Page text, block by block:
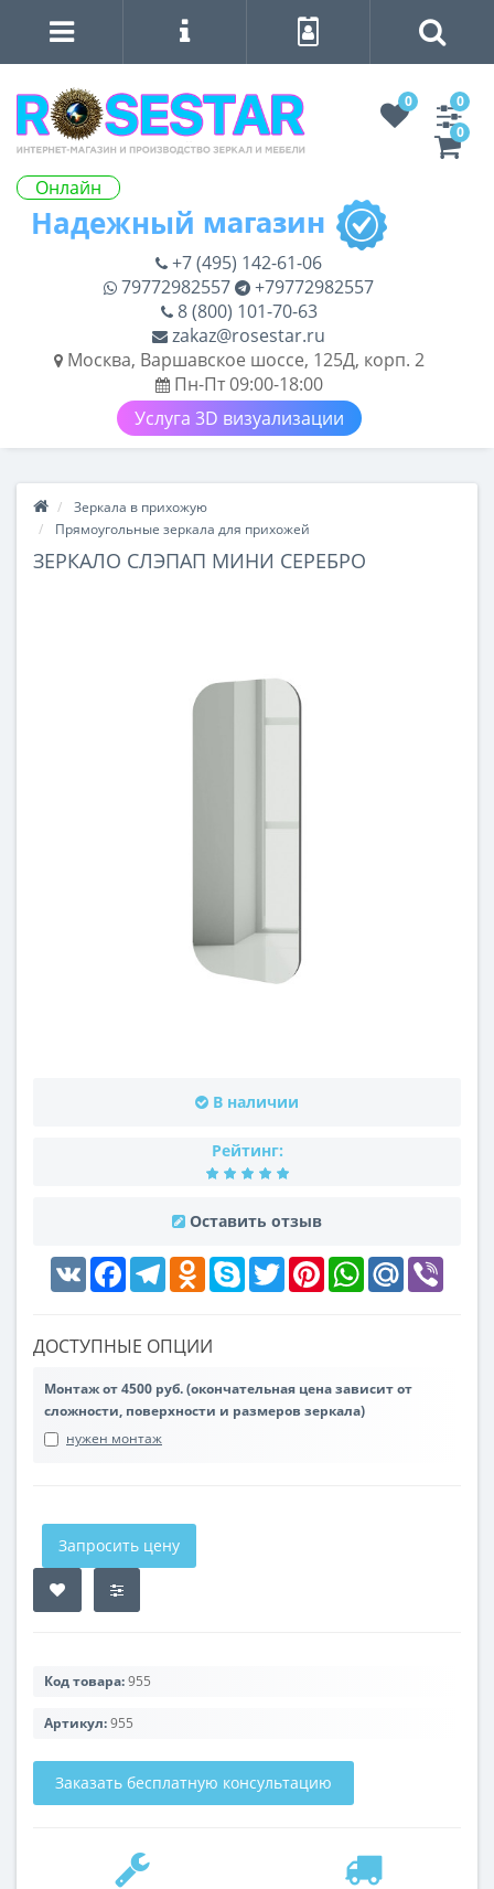
Онлайн
0
0
0
+7 (495) 142-61-06
79772982557
+79772982557
8 (800) 101-70-63
zakaz@rosestar.ru
Москва, Варшавское шоссе, 125Д, корп. 2
Пн-Пт 09:00-18:00
Услуга 3D визуализации
Зеркала в прихожую
Прямоугольные зеркала для прихожей
ЗЕРКАЛО СЛЭПАП МИНИ СЕРЕБРО
В наличии
Рейтинг:
Оставить отзыв
VK FacebookTelegramOdnoklassniki
Skype Twitter PinterestWhatsAppMail.Ru
ДОСТУПНЫЕ ОПЦИИ
Монтаж от 4500 руб. (окончательная цена зависит от
сложности, поверхности и размеров зеркала)
нужен монтаж
Запросить цену
Код товара:955
Артикул:955
Заказать бесплатную консультацию